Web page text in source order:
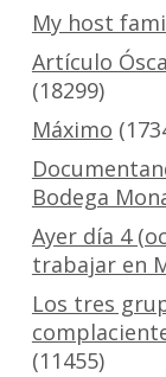
My host
Artículo
(18299)
Máximo
Bodega
Ayer día 4
trabajar en
Los tres
(11455)